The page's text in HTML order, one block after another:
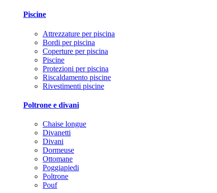
Piscine
Attrezzature per piscina
Bordi per piscina
Coperture per piscina
Piscine
Protezioni per piscina
Riscaldamento piscine
Rivestimenti piscine
Poltrone e divani
Chaise longue
Divanetti
Divani
Dormeuse
Ottomane
Poggiapiedi
Poltrone
Pouf